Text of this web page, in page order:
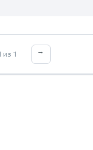
из 1 →